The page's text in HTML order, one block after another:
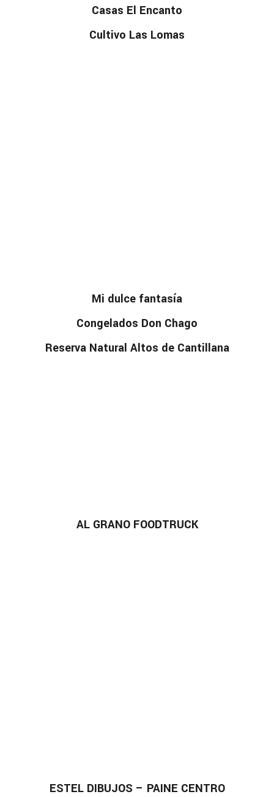
Casas El Encanto
Cultivo Las Lomas
Mi dulce fantasía
Congelados Don Chago
Reserva Natural Altos de Cantillana
AL GRANO FOODTRUCK
ESTEL DIBUJOS – PAINE CENTRO